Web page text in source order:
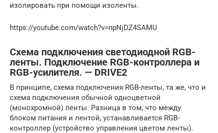
изолировать при помощи изоленты.
https://youtube.com/watch?v=npNjDZ4SAMU
Схема подключения светодиодной RGB-
ленты. Подключение RGB-контроллера и
RGB-усилителя. — DRIVE2
В принципе, схема подключения RGB-ленты, та же, что и
схема подключения обычной одноцветной
(монохромной) ленты. Разница в том, что между
блоком питания и лентой, устанавливается RGB-
контроллер (устройство управления цветом ленты).